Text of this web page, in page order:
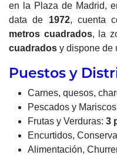
en la Plaza de Madrid,
data de 1972, cuenta
metros cuadrados, la
cuadrados y dispone de
Puestos y
Carnes, quesos,
Pescados y
Frutas y Verduras: 3
Encurtidos,
Alimentación,